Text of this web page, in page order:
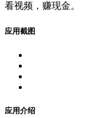
看视频，赚现金。
应用截图
应用介绍